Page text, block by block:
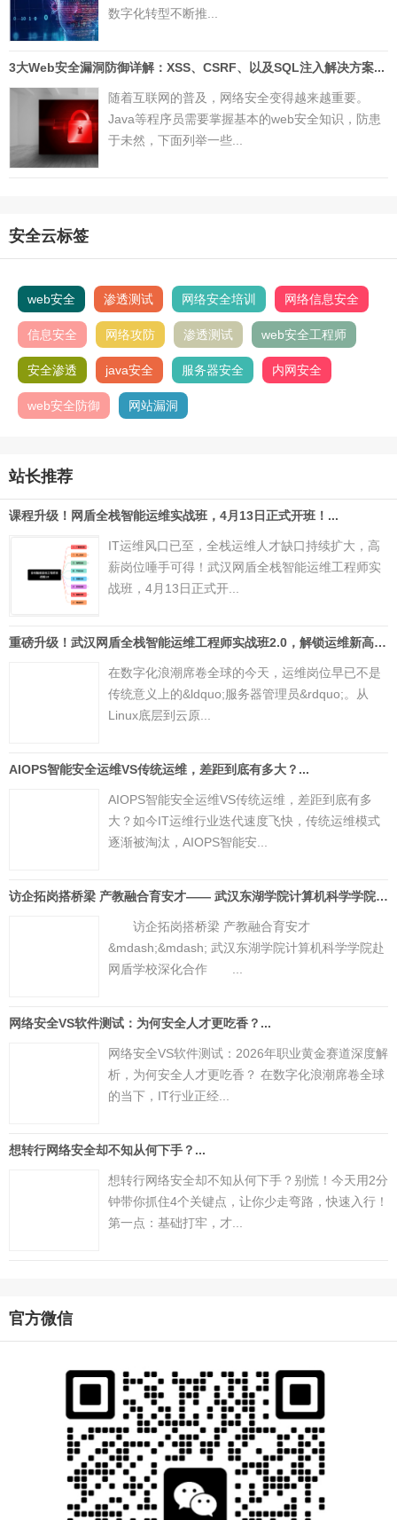
数字化转型不断推...
3大Web安全漏洞防御详解：XSS、CSRF、以及SQL注入解决方案...
随着互联网的普及，网络安全变得越来越重要。
Java等程序员需要掌握基本的web安全知识，防患
于未然，下面列举一些...
安全云标签
web安全 渗透测试 网络安全培训 网络信息安全
信息安全 网络攻防 渗透测试 web安全工程师
安全渗透 java安全 服务器安全 内网安全
web安全防御 网站漏洞
站长推荐
课程升级！网盾全栈智能运维实战班，4月13日正式开班！...
IT运维风口已至，全栈运维人才缺口持续扩大，高
薪岗位唾手可得！武汉网盾全栈智能运维工程师实
战班，4月13日正式开...
重磅升级！武汉网盾全栈智能运维工程师实战班2.0，解锁运维新高度...
在数字化浪潮席卷全球的今天，运维岗位早已不是
传统意义上的&ldquo;服务器管理员&rdquo;。从
Linux底层到云原...
AIOPS智能安全运维VS传统运维，差距到底有多大？...
AIOPS智能安全运维VS传统运维，差距到底有多
大？如今IT运维行业迭代速度飞快，传统运维模式
逐渐被淘汰，AIOPS智能安...
访企拓岗搭桥梁 产教融合育安才—— 武汉东湖学院计算机科学学院赴网盾学校深化合作...
访企拓岗搭桥梁 产教融合育安才
&mdash;&mdash; 武汉东湖学院计算机科学学院赴
网盾学校深化合作 ...
网络安全VS软件测试：为何安全人才更吃香？...
网络安全VS软件测试：2026年职业黄金赛道深度解
析，为何安全人才更吃香？ 在数字化浪潮席卷全球
的当下，IT行业正经...
想转行网络安全却不知从何下手？...
想转行网络安全却不知从何下手？别慌！今天用2分
钟带你抓住4个关键点，让你少走弯路，快速入行！
第一点：基础打牢，才...
官方微信